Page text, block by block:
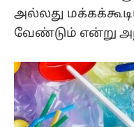
அல்லது
வேண்டும் என்று